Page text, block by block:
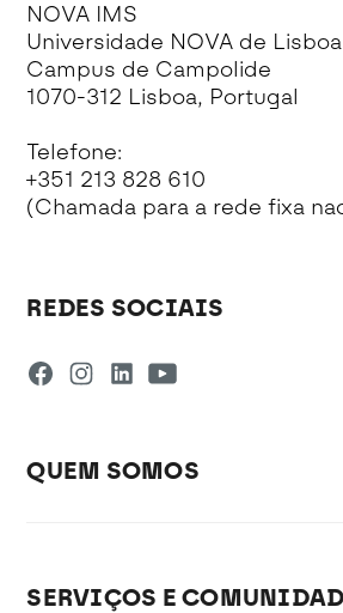
NOVA IMS
Universidade NOVA de Lisboa
Campus de Campolide
1070-312 Lisboa, Portugal
Telefone:
+351 213 828 610
(Chamada para a rede fixa
REDES SOCIAIS
QUEM SOMOS
SERVIÇOS E